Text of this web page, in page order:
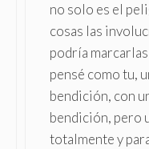
no solo es el
cosas las
podría
pensé como tu,
bendición, con
bendición, pero
totalmente y